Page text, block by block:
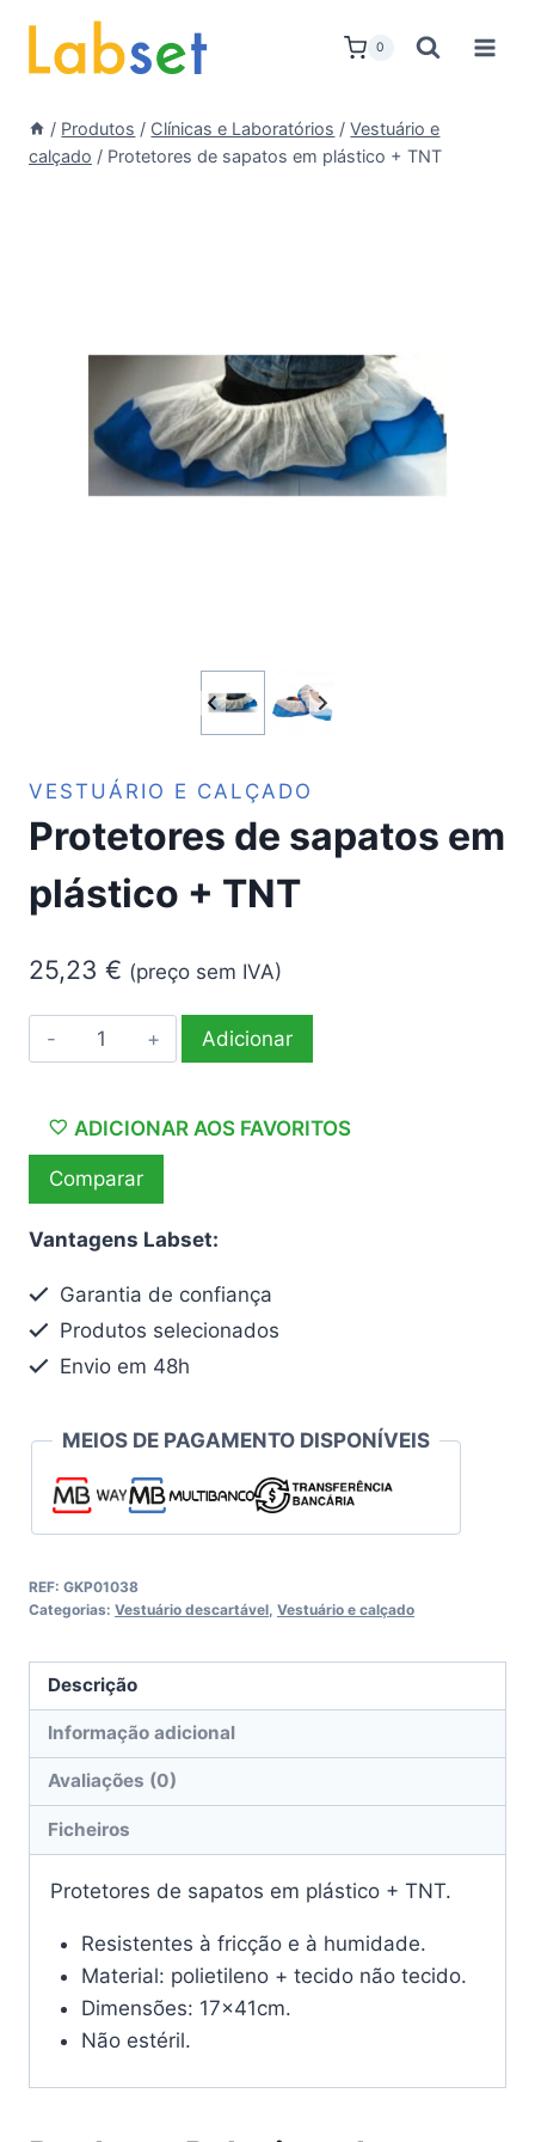
content
0
/ Produtos / Clínicas e Laboratórios / Vestuário e
calçado / Protetores de sapatos em plástico + TNT
VESTUÁRIO E CALÇADO
Protetores de sapatos em
plástico + TNT
25,23 € (preço sem IVA)
Quantidade
de
de
sapatos
em
+
TNT
Adicionar
ADICIONAR AOS FAVORITOS
Comparar
Vantagens Labset:
Garantia de confiança
Produtos selecionados
Envio em 48h
MEIOS DE PAGAMENTO DISPONÍVEIS
REF: GKP01038
Categorias: Vestuário descartável Vestuário e calçado
Descrição
Informação adicional
Avaliações (0)
Ficheiros
Protetores de sapatos em plástico + TNT.
Resistentes à fricção e à humidade.
Material: polietileno + tecido não tecido.
Dimensões: 17x41cm.
Não estéril.